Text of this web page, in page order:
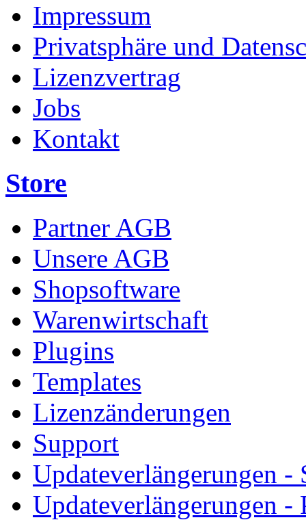
Impressum
Privatsphäre und
Lizenzvertrag
Jobs
Kontakt
Store
Partner AGB
Unsere AGB
Shopsoftware
Warenwirtschaft
Plugins
Templates
Lizenzänderungen
Support
Updateverlängerungen -
Updateverlängerungen -